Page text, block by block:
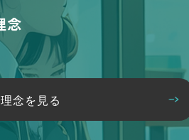
念
念を見る